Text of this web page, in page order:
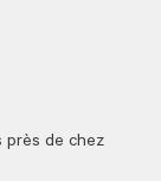
près de chez